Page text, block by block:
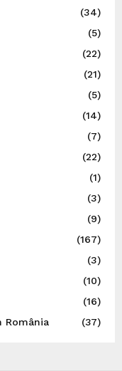
(34)
(5)
(22)
(21)
(5)
(14)
(7)
(22)
(1)
(3)
(9)
(167)
(3)
(10)
(16)
România
(37)